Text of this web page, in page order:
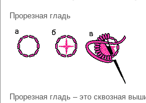
Прорезная гладь
Прорезная гладь – это сквозная